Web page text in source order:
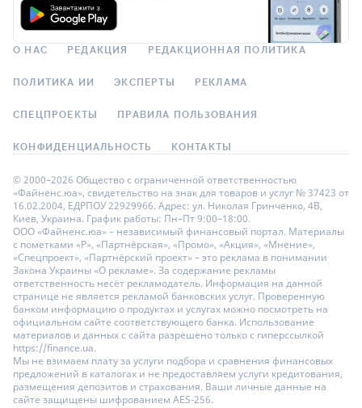
О НАС РЕДАКЦИЯ РЕДАКЦИОННАЯ ПОЛИТИКА
ПОЛИТИКА ИИ ЭКСПЕРТЫ РЕКЛАМА
СПЕЦПРОЕКТЫ ПРАВИЛА ПОЛЬЗОВАНИЯ
КОНФИДЕНЦИАЛЬНОСТЬ КОНТАКТЫ
© 2000–2026 Общество с ограниченной ответственностью
«Файненс.юа», свидетельство на знак для товаров и услуг № 37423 от
16.02.2004, ЕДРПОУ 22929966. Адрес: ул. Николая Гринченко, 4В,
Киев, Украина. График работы: Пн–Пт 9:00–18:00.
ООО «Файненс.юа» – независимый финансовый портал. Материалы
с пометками «Р», «Партнёрская», «Промо», «Акция», «Мнение»,
«Спецпроект», «Партнёрский проект» – это реклама в понимании
Закона Украины «О рекламе». За содержание рекламы
ответственность несёт рекламодатель. Информация на данной
странице не является рекламой банковских услуг. Проверенную
банком информацию о продуктах и услугах можно посмотреть на
официальном сайте соответствующего банка. Использование
материалов и данных с сайта разрешено только с гиперссылкой
https://finance.ua.
Мы не взимаем плату за услуги подбора и сравнения финансовых
предложений в каталогах и не предоставляем услуги кредитования,
размещения депозитов и страхования. Ваши личные данные на
сайте защищены шифрованием AES-256.